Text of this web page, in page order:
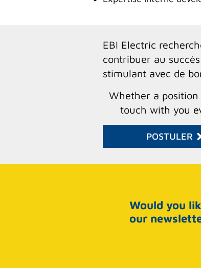
EBI Electric
contribuer au
stimulant avec de
Whether a
touch with you
POSTULER
Would you
our